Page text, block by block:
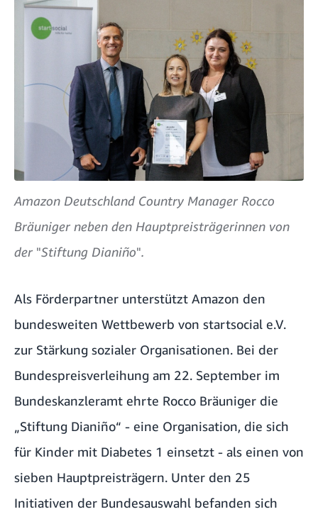
Amazon Deutschland Country Manager Rocco
Bräuniger neben den Hauptpreisträgerinnen von
der "Stiftung Dianiño".
Als Förderpartner unterstützt Amazon den
bundesweiten Wettbewerb von startsocial e.V.
zur Stärkung sozialer Organisationen. Bei der
Bundespreisverleihung am 22. September im
Bundeskanzleramt ehrte Rocco Bräuniger die
„Stiftung Dianiño“ - eine Organisation, die sich
für Kinder mit Diabetes 1 einsetzt - als einen von
sieben Hauptpreisträgern. Unter den 25
Initiativen der Bundesauswahl befanden sich